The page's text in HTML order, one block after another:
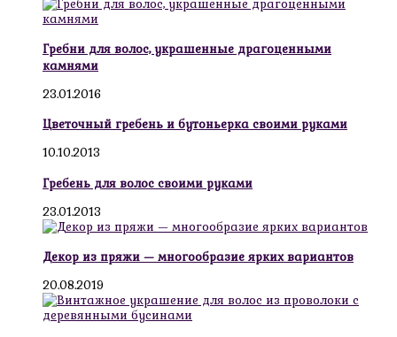
Гребни для волос, украшенные драгоценными
камнями
23.01.2016
Цветочный гребень и бутоньерка своими руками
10.10.2013
Гребень для волос своими руками
23.01.2013
Декор из пряжи — многообразие ярких вариантов
20.08.2019